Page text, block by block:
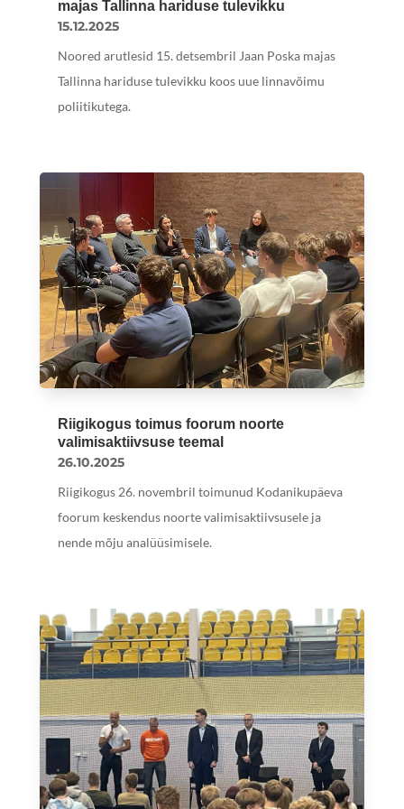
majas Tallinna hariduse tulevikku
15.12.2025
Noored arutlesid 15. detsembril Jaan Poska majas
Tallinna hariduse tulevikku koos uue linnavõimu
poliitikutega.
Riigikogus toimus foorum noorte
valimisaktiivsuse teemal
26.10.2025
Riigikogus 26. novembril toimunud Kodanikupäeva
foorum keskendus noorte valimisaktiivsusele ja
nende mõju analüüsimisele.